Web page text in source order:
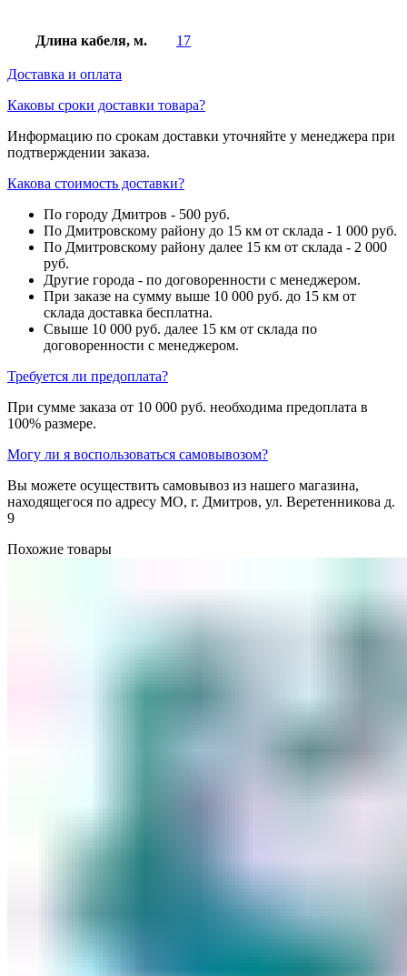
Длина кабеля, м. 17
Доставка и оплата
Каковы сроки доставки товара?
Информацию по срокам доставки уточняйте у менеджера при
подтверждении заказа.
Какова стоимость доставки?
По городу Дмитров - 500 руб.
По Дмитровскому району до 15 км от склада - 1 000 руб.
По Дмитровскому району далее 15 км от склада - 2 000
руб.
Другие города - по договоренности с менеджером.
При заказе на сумму выше 10 000 руб. до 15 км от
склада доставка бесплатна.
Свыше 10 000 руб. далее 15 км от склада по
договоренности с менеджером.
Требуется ли предоплата?
При сумме заказа от 10 000 руб. необходима предоплата в
100% размере.
Могу ли я воспользоваться самовывозом?
Вы можете осуществить самовывоз из нашего магазина,
находящегося по адресу МО, г. Дмитров, ул. Веретенникова д.
9
Похожие товары